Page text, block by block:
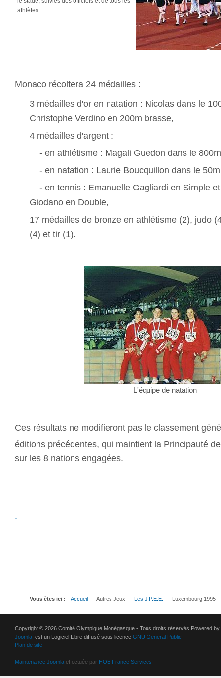
athlètes.
Monaco récoltera 24 médailles :
3 médailles d'or en natation : Nicolas dans le
Christophe Verdino en 200m brasse,
4 médailles d'argent :
- en athlétisme : Magali Guedon dans le
- en natation : Laurie Boucquillon dans le
- en tennis : Emanuelle Gagliardi en Simple
Giodano en Double,
17 médailles de bronze en athlétisme (2), judo
(4) et tir (1).
L'équipe de natation
Ces résultats ne modifieront pas le classement
éditions précédentes, qui maintient la Principauté
sur les 8 nations engagées.
.
Vous êtes ici : Accueil Autres Jeux Les J.P.E.E. Luxembourg 1995
Copyright © 2026 Comité Olympique Monégasque - Tous droits réservés Powered by
Joomla! est un Logiciel Libre diffusé sous licence GNU General Public
Plan de site
Maintenance Joomla effectuée par HOB France Services